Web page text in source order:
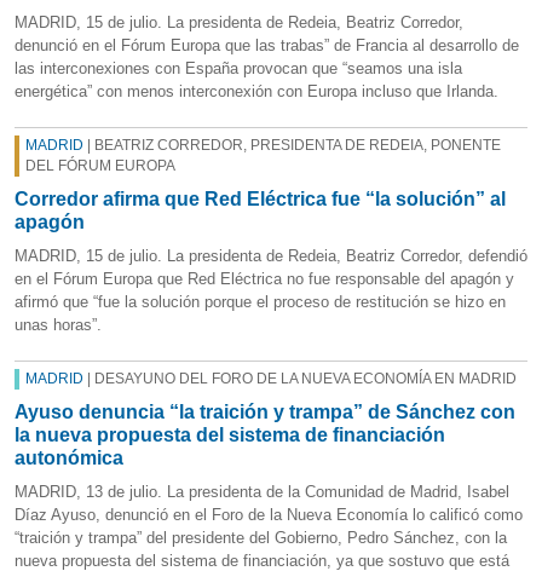
MADRID, 15 de julio. La presidenta de Redeia, Beatriz Corredor,
denunció en el Fórum Europa que las trabas” de Francia al desarrollo de
las interconexiones con España provocan que “seamos una isla
energética” con menos interconexión con Europa incluso que Irlanda.
MADRID | BEATRIZ CORREDOR, PRESIDENTA DE REDEIA, PONENTE
DEL FÓRUM EUROPA
Corredor afirma que Red Eléctrica fue “la solución” al
apagón
MADRID, 15 de julio. La presidenta de Redeia, Beatriz Corredor, defendió
en el Fórum Europa que Red Eléctrica no fue responsable del apagón y
afirmó que “fue la solución porque el proceso de restitución se hizo en
unas horas”.
MADRID | DESAYUNO DEL FORO DE LA NUEVA ECONOMÍA EN MADRID
Ayuso denuncia “la traición y trampa” de Sánchez con
la nueva propuesta del sistema de financiación
autonómica
MADRID, 13 de julio. La presidenta de la Comunidad de Madrid, Isabel
Díaz Ayuso, denunció en el Foro de la Nueva Economía lo calificó como
“traición y trampa” del presidente del Gobierno, Pedro Sánchez, con la
nueva propuesta del sistema de financiación, ya que sostuvo que está